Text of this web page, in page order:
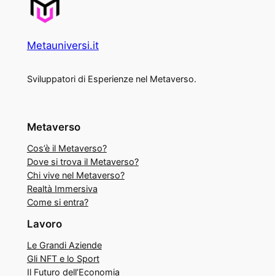
Metauniversi.it
Sviluppatori di Esperienze nel Metaverso.
Metaverso
Cos’è il Metaverso?
Dove si trova il Metaverso?
Chi vive nel Metaverso?
Realtà Immersiva
Come si entra?
Lavoro
Le Grandi Aziende
Gli NFT e lo Sport
Il Futuro dell’Economia